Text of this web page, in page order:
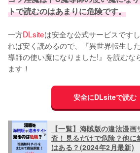
トで読むのはあまりに危険です。
一方DLsiteは安全な公式サービスです
れば安く読めるので、『異世界転生し
導師の使い魔になりました!』を読むな
ます！
安全にDLsiteで読む
【一覧】海賊版の違法漫
査！見るだけで危険？他に
はある？(2024年2月最新)